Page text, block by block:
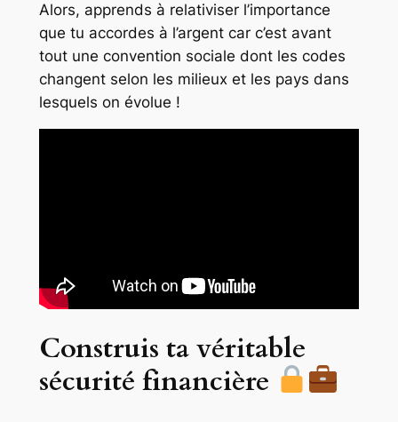
Alors, apprends à relativiser l’importance
que tu accordes à l’argent car c’est avant
tout une convention sociale dont les codes
changent selon les milieux et les pays dans
lesquels on évolue !
Construis ta véritable
sécurité financière